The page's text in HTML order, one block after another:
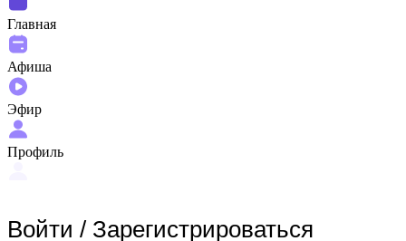
Главная
Афиша
Эфир
Профиль
Войти / Зарегистрироваться